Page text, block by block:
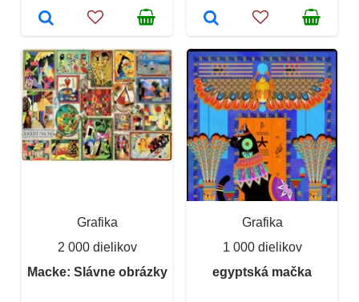
Grafika
2 000 dielikov
Macke: Slávne obrázky
Grafika
1 000 dielikov
egyptská mačka